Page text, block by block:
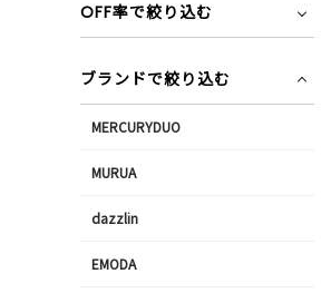
OFF率で絞り込む
ブランドで絞り込む
MERCURYDUO
MURUA
dazzlin
EMODA